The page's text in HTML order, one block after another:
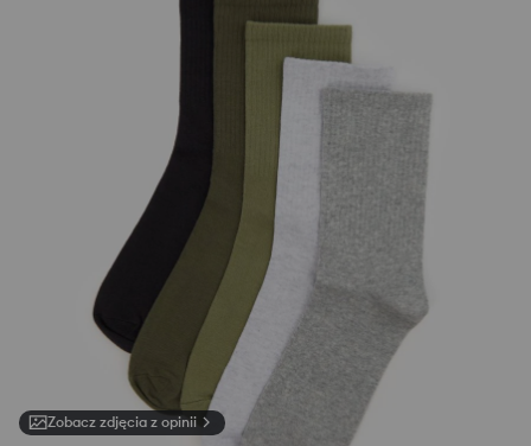
Zobacz zdjęcia z opinii